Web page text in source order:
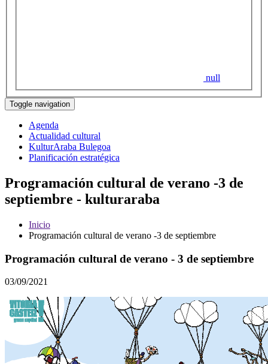
null
Toggle navigation
Agenda
Actualidad cultural
KulturAraba Bulegoa
Planificación estratégica
Programación cultural de verano -3 de
septiembre - kulturaraba
Inicio
Programación cultural de verano -3 de septiembre
Programación cultural de verano - 3 de septiembre
03/09/2021